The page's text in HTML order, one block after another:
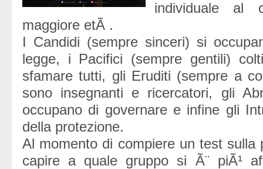
individuale al
maggiore etÃ .
I Candidi (sempre sinceri) si
legge, i Pacifici (sempre gentili)
sfamare tutti, gli Eruditi (sempre a
sono insegnanti e ricercatori, gli
occupano di governare e infine gli
della protezione.
Al momento di compiere un test
capire a quale gruppo si Ã¨ piÃ¹